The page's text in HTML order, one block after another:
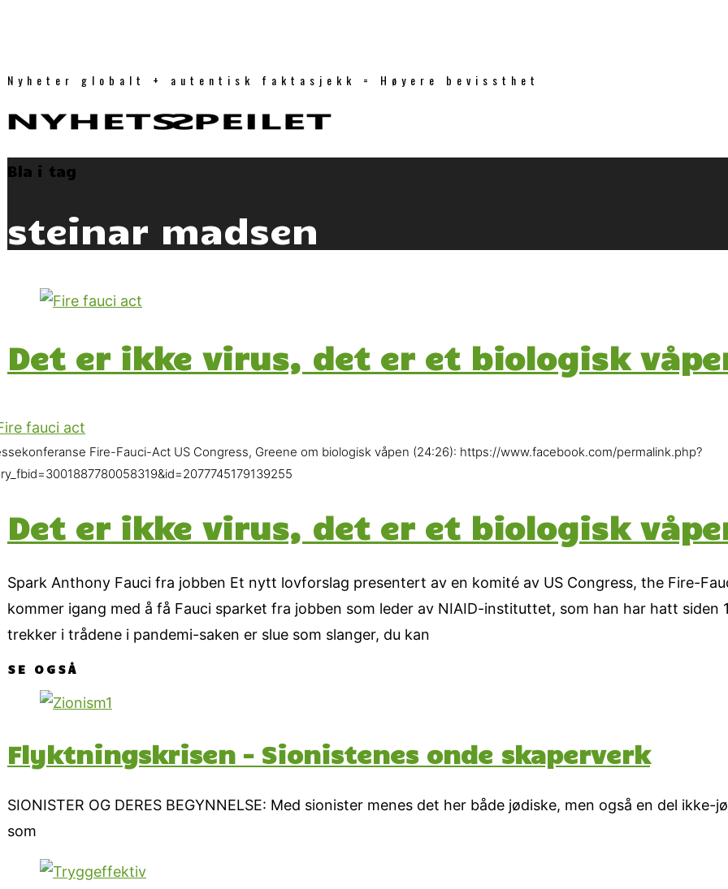
Nyheter globalt + autentisk faktasjekk = Høyere bevissthet
Bla i tag
steinar madsen
Det er ikke virus, det er et biologisk
Fire-Fauci-Act US Congress, Greene om biologisk våpen (24:26): https://www.facebook.com/permalink.php?
Det er ikke virus, det er et biologisk
Spark Anthony Fauci fra jobben Et nytt lovforslag presentert av en komité av US Congress, the Fire-
kommer igang med å få Fauci sparket fra jobben som leder av NIAID-instituttet, som han har hatt siden
trekker i trådene i pandemi-saken er slue som slanger, du kan
SE OGSÅ
Flyktningskrisen – Sionistenes onde skaperverk
SIONISTER OG DERES BEGYNNELSE: Med sionister menes det her både jødiske, men også en del
som